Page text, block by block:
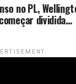
no PL,
dividida…